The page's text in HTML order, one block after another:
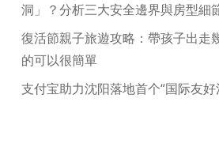
洞」？分析三大安全邊界與房型細
復活節親子旅遊攻略：帶孩子出走
的可以很簡單
支付宝助力沈阳落地首个“国际友好